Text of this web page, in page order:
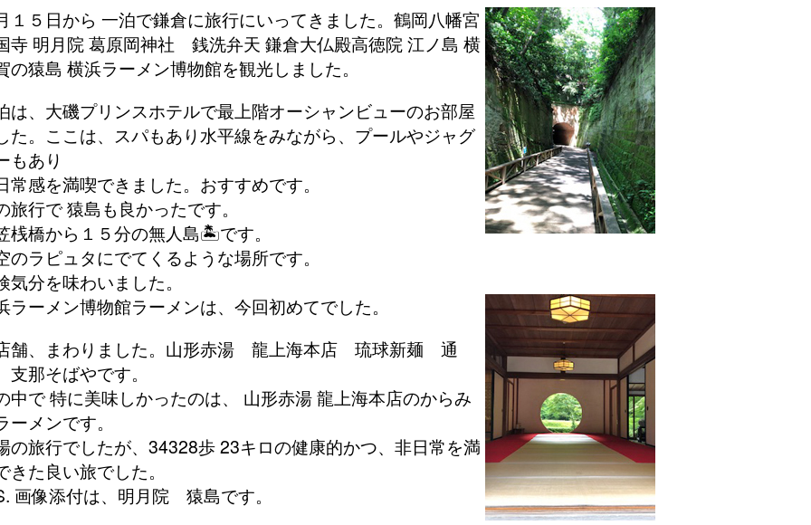
１５日から 一泊で鎌倉に旅行にいってきました。鶴岡八幡宮
寺 明月院 葛原岡神社 銭洗弁天 鎌倉大仏殿高徳院 江ノ島 横
の猿島 横浜ラーメン博物館を観光しました。
は、大磯プリンスホテルで最上階オーシャンビューのお部屋
た。ここは、スパもあり水平線をみながら、プールやジャグ
もあり
常感を満喫できました。おすすめです。
旅行で 猿島も良かったです。
桟橋から１５分の無人島🏝です。
のラピュタにでてくるような場所です。
気分を味わいました。
ラーメン博物館ラーメンは、今回初めてでした。
舗、まわりました。山形赤湯 龍上海本店 琉球新麺 通
那そばやです。
中で 特に美味しかったのは、 山形赤湯 龍上海本店のからみ
ーメンです。
の旅行でしたが、34328歩 23キロの健康的かつ、非日常を満
きた良い旅でした。
画像添付は、明月院 猿島です。